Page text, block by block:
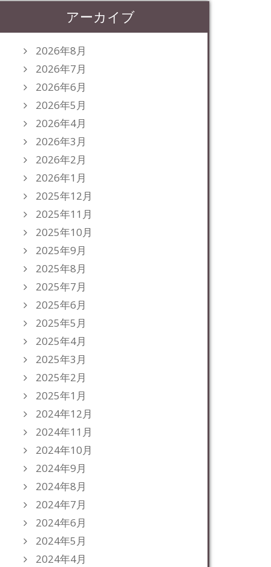
アーカイブ
2026年8月
2026年7月
2026年6月
2026年5月
2026年4月
2026年3月
2026年2月
2026年1月
2025年12月
2025年11月
2025年10月
2025年9月
2025年8月
2025年7月
2025年6月
2025年5月
2025年4月
2025年3月
2025年2月
2025年1月
2024年12月
2024年11月
2024年10月
2024年9月
2024年8月
2024年7月
2024年6月
2024年5月
2024年4月